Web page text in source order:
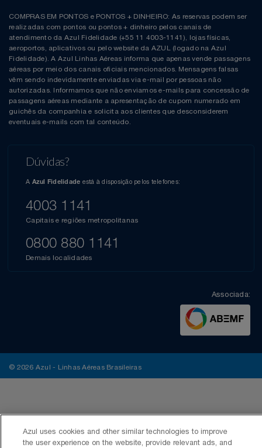
COMPRAS EM PONTOS e PONTOS + DINHEIRO: As reservas podem ser
realizadas com pontos ou pontos + dinheiro pelos canais de
atendimento da Azul Fidelidade (+55 11 4003-1141), lojas físicas,
aeroportos, aplicativos ou pelo website da AZUL (logado na Azul
Fidelidade). A Azul Linhas Aéreas informa que apenas vende passagens
aéreas por meio dos canais oficiais mencionados. Mensagens falsas
vêm sendo indevidamente enviadas via e-mail por pessoas não
autorizadas. Informamos que não enviamos e-mails para concessão de
passagens aéreas mediante a apresentação de cupom numerado em
guichês da companhia e solicita aos clientes que desconsiderem
eventuais e-mails com tal conteúdo.
Dúvidas?
A Azul Fidelidade está à disposição pelos telefones:
4003 1141
Capitais e regiões metropolitanas
0800 880 1141
Demais localidades
Associada:
© 2026 Azul - Linhas Aéreas Brasileiras
Azul uses cookies and other similar technologies to improve
the user experience on the website, provide relevant ads, and